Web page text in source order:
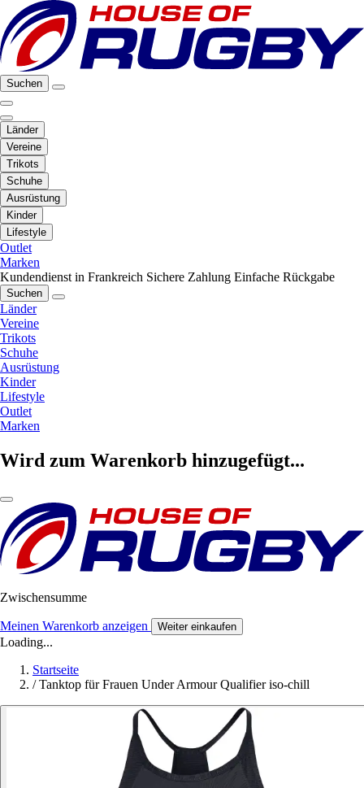
Suchen
Länder
Vereine
Trikots
Schuhe
Ausrüstung
Kinder
Lifestyle
Outlet
Marken
Kundendienst in Frankreich Sichere Zahlung Einfache Rückgabe
Suchen
Länder
Vereine
Trikots
Schuhe
Ausrüstung
Kinder
Lifestyle
Outlet
Marken
Wird zum Warenkorb hinzugefügt...
Zwischensumme
Meinen Warenkorb anzeigen Weiter einkaufen
Loading...
Startseite
/ Tanktop für Frauen Under Armour Qualifier iso-chill